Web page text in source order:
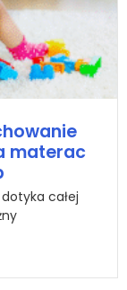
materac
całej